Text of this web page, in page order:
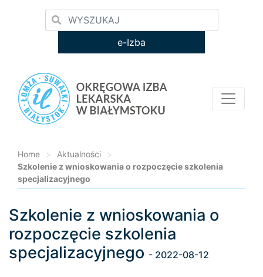
e-Izba
Home > Aktualności
>
Szkolenie z wnioskowania o rozpoczęcie szkolenia
specjalizacyjnego
Loading...
Szkolenie z wnioskowania o
rozpoczęcie szkolenia
specjalizacyjnego - 2022-08-12